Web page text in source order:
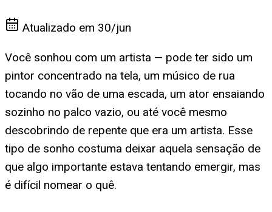
Atualizado em 30/jun
Você sonhou com um artista — pode ter sido um
pintor concentrado na tela, um músico de rua
tocando no vão de uma escada, um ator ensaiando
sozinho no palco vazio, ou até você mesmo
descobrindo de repente que era um artista. Esse
tipo de sonho costuma deixar aquela sensação de
que algo importante estava tentando emergir, mas
é difícil nomear o quê.